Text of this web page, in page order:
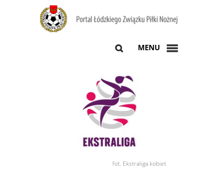
MENU
fot. Ekstraliga kobiet